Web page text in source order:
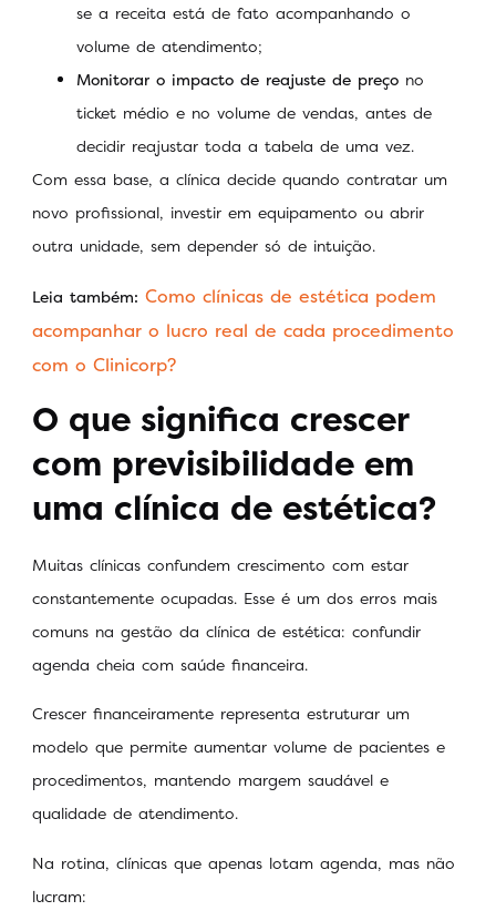
se a receita está de fato acompanhando o
volume de atendimento;
Monitorar o impacto de reajuste de preço no
ticket médio e no volume de vendas, antes de
decidir reajustar toda a tabela de uma vez.
Com essa base, a clínica decide quando contratar um
novo profissional, investir em equipamento ou abrir
outra unidade, sem depender só de intuição.
Leia também: Como clínicas de estética podem
acompanhar o lucro real de cada procedimento
com o Clinicorp?
O que significa crescer
com previsibilidade em
uma clínica de estética?
Muitas clínicas confundem crescimento com estar
constantemente ocupadas. Esse é um dos erros mais
comuns na gestão da clínica de estética: confundir
agenda cheia com saúde financeira.
Crescer financeiramente representa estruturar um
modelo que permite aumentar volume de pacientes e
procedimentos, mantendo margem saudável e
qualidade de atendimento.
Na rotina, clínicas que apenas lotam agenda, mas não
lucram: